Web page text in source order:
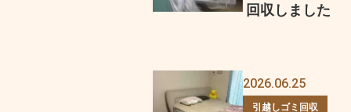
回収しました
2026.06.25
引越しゴミ回収